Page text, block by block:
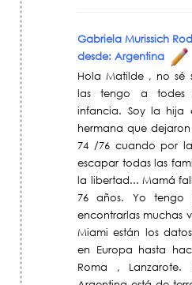
Gabriela Murissich
desde: Argentina
Hola Matilde , no sé
las tengo a todes
infancia. Soy la hija
hermana que
74 /76 cuando por
escapar todas las
la libertad... Mamá
76 años. Yo
encontrarlas muchas
Miami están los
en Europa hasta
Roma , Lanzarote.